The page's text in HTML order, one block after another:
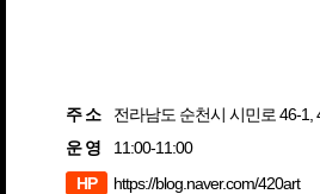
주 소
전라남도 순천시 시민로 46-1,
운 영
11:00-11:00
HP
https://blog.naver.com/420art